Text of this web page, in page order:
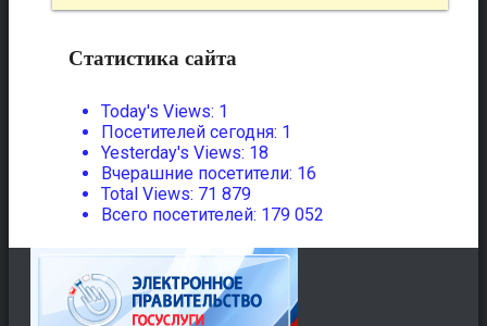
Статистика сайта
Today's Views: 1
Посетителей сегодня: 1
Yesterday's Views: 18
Вчерашние посетители: 16
Total Views: 71 879
Всего посетителей: 179 052